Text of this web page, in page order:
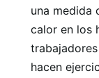
una medida
calor en los
hacen